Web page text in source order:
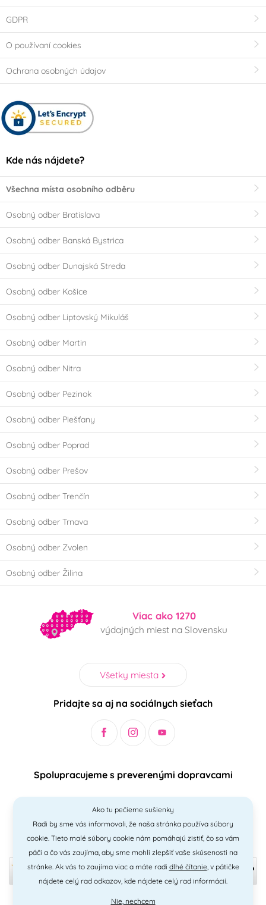
GDPR
O používaní cookies
Ochrana osobných údajov
Kde nás nájdete?
Všechna místa osobního odběru
Osobný odber Bratislava
Osobný odber Banská Bystrica
Osobný odber Dunajská Streda
Osobný odber Košice
Osobný odber Liptovský Mikuláš
Osobný odber Martin
Osobný odber Nitra
Osobný odber Pezinok
Osobný odber Piešťany
Osobný odber Poprad
Osobný odber Prešov
Osobný odber Trenčín
Osobný odber Trnava
Osobný odber Zvolen
Osobný odber Žilina
Viac ako 1270
výdajných miest na Slovensku
Všetky miesta
Pridajte sa aj na sociálnych sieťach
Spolupracujeme s preverenými dopravcami
Bezpečný a jednoduchý spôsob platieb
Ako tu pečieme sušienky
Radi by sme vás informovali, že naša stránka používa súbory
cookie. Tieto malé súbory cookie nám pomáhajú zistiť, čo sa vám
páči a čo vás zaujíma, aby sme mohli zlepšiť vaše skúsenosti na
stránke. Ak vás to zaujíma viac a máte radi dlhé čítanie, v pätičke
nájdete celý rad odkazov, kde nájdete celý rad informácií.
Nie, nechcem